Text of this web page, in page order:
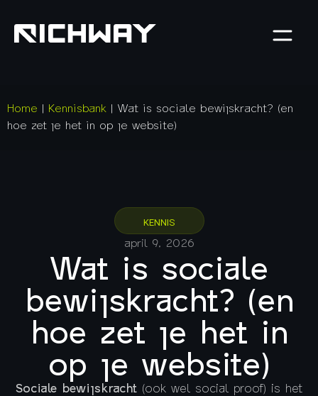
Home | Kennisbank | Wat is sociale bewijskracht? (en
hoe zet je het in op je website)
KENNIS
april 9, 2026
Wat is sociale
bewijskracht? (en
hoe zet je het in
op je website)
Sociale bewijskracht (ook wel social proof) is het